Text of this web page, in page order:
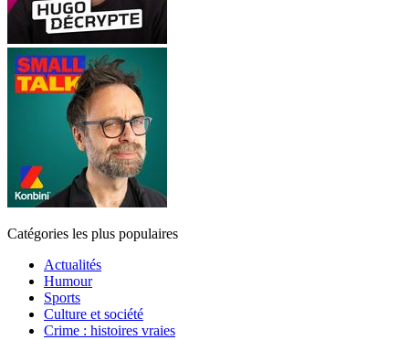
Catégories les plus populaires
Actualités
Humour
Sports
Culture et société
Crime : histoires vraies